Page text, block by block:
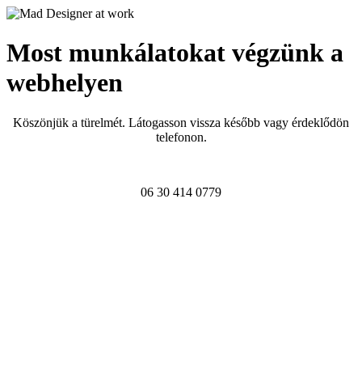
Most munkálatokat végzünk a
webhelyen
Köszönjük a türelmét. Látogasson vissza később vagy érdeklődön
telefonon.
06 30 414 0779